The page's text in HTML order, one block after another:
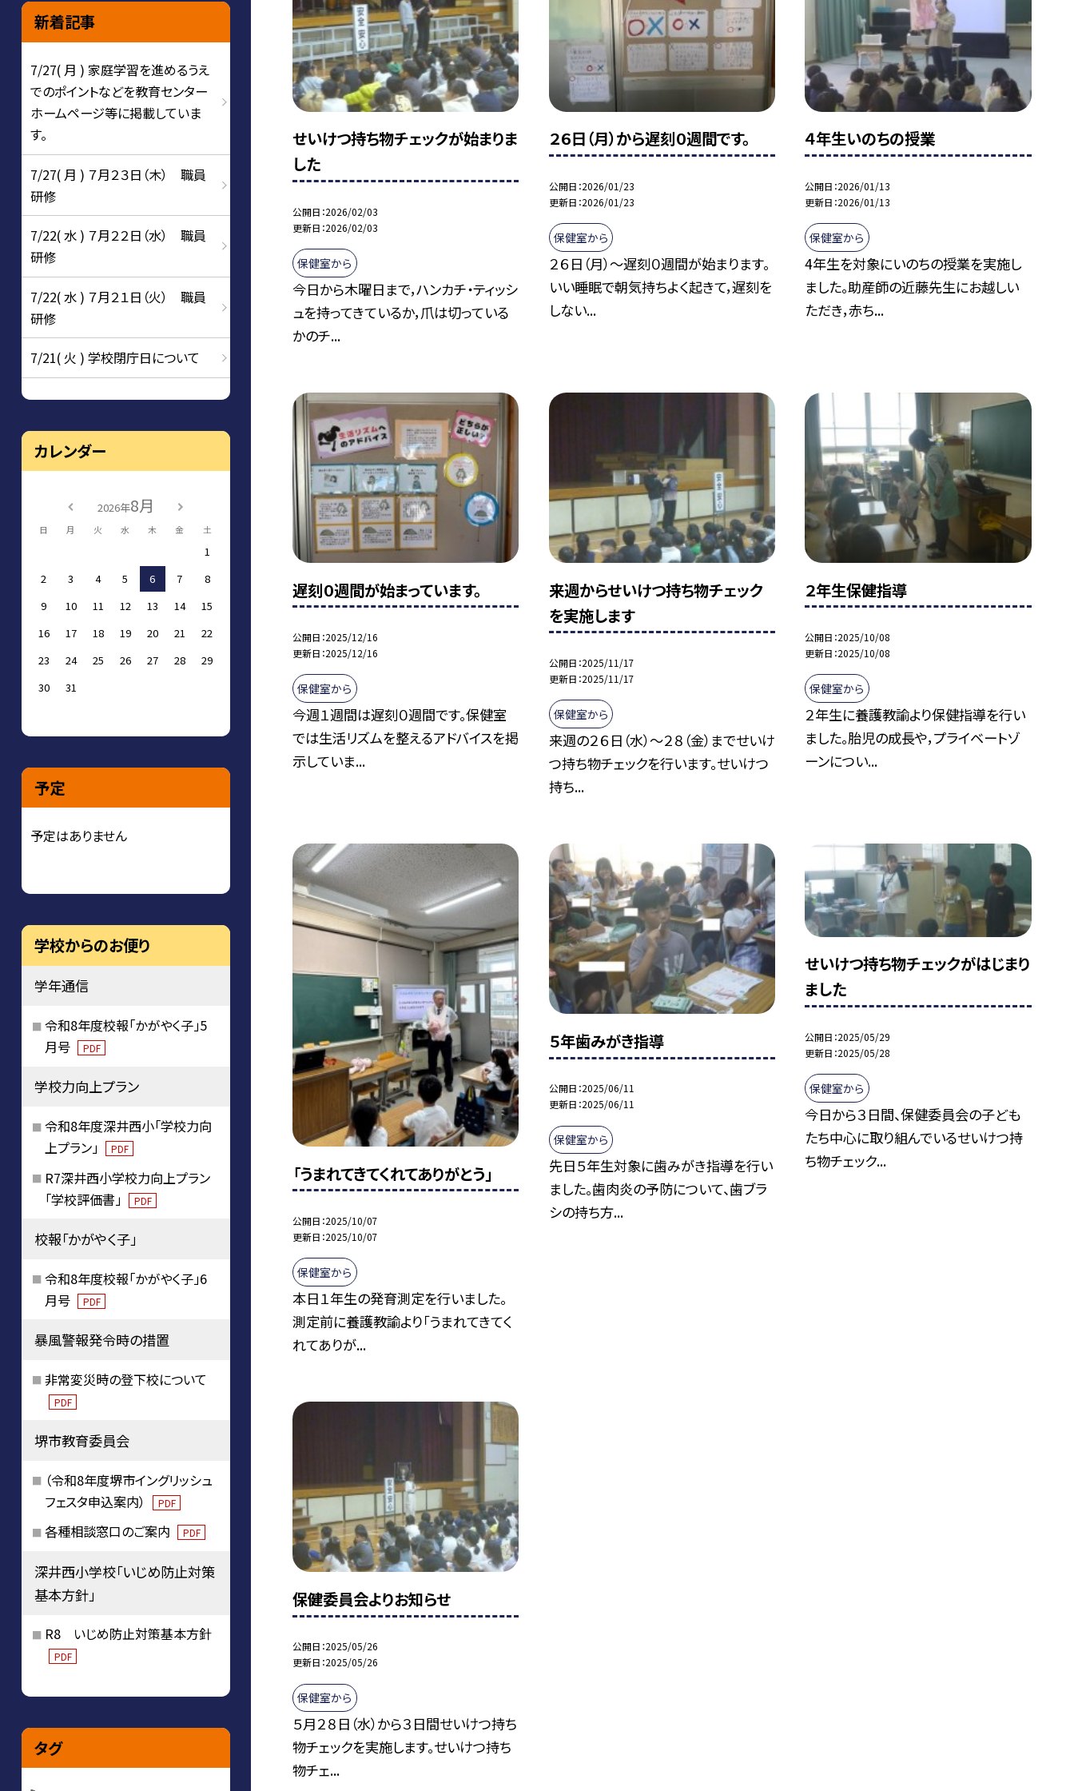
せいけつ持ち物チェックが始まりま
した
公開日 2026/02/03
更新日 2026/02/03
保健室から
今日から木曜日まで，ハンカチ・ティッシ
ュを持ってきているか，爪は切っている
かのチ...
２６日（月）から遅刻０週間です。
公開日 2026/01/23
更新日 2026/01/23
保健室から
２６日（月）～遅刻０週間が始まります。
いい睡眠で朝気持ちよく起きて，遅刻を
しない...
４年生いのちの授業
公開日 2026/01/13
更新日 2026/01/13
保健室から
4年生を対象にいのちの授業を実施し
ました。助産師の近藤先生にお越しい
ただき，赤ち...
遅刻０週間が始まっています。
公開日 2025/12/16
更新日 2025/12/16
保健室から
今週１週間は遅刻０週間です。保健室
では生活リズムを整えるアドバイスを掲
示していま...
来週からせいけつ持ち物チェック
を実施します
公開日 2025/11/17
更新日 2025/11/17
保健室から
来週の２６日（水）～２８（金）までせいけ
つ持ち物チェックを行います。せいけつ
持ち...
２年生保健指導
公開日 2025/10/08
更新日 2025/10/08
保健室から
２年生に養護教諭より保健指導を行い
ました。胎児の成長や，プライベートゾ
ーンについ...
「うまれてきてくれてありがとう」
公開日 2025/10/07
更新日 2025/10/07
保健室から
本日１年生の発育測定を行いました。
測定前に養護教諭より「うまれてきてく
れてありが...
５年歯みがき指導
公開日 2025/06/11
更新日 2025/06/11
保健室から
先日５年生対象に歯みがき指導を行い
ました。歯肉炎の予防について、歯ブラ
シの持ち方...
せいけつ持ち物チェックがはじまり
ました
公開日 2025/05/29
更新日 2025/05/28
保健室から
今日から３日間、保健委員会の子ども
たち中心に取り組んでいるせいけつ持
ち物チェック...
保健委員会よりお知らせ
公開日 2025/05/26
更新日 2025/05/26
保健室から
５月２８日（水）から３日間せいけつ持ち
物チェックを実施します。せいけつ持ち
物チェ...
新着記事
7/27( 月 ) 家庭学習を進めるうえ
でのポイントなどを教育センター
ホームページ等に掲載していま
す。
7/27( 月 ) ７月２３日（木） 職員
研修
7/22( 水 ) ７月２２日（水） 職員
研修
7/22( 水 ) ７月２１日（火） 職員
研修
7/21( 火 ) 学校閉庁日について
カレンダー
2026年8月
日 月 火 水 木 金 土
1
2
3 4 5 6 7
8
9
10 11 12 13 14
15
16
17 18 19 20 21
22
23
24 25 26 27 28
29
30
31
予定
予定はありません
学校からのお便り
学年通信
令和8年度校報「かがやく子」5
月号
PDF
学校力向上プラン
令和8年度深井西小「学校力向
上プラン」
PDF
R7深井西小学校力向上プラン
「学校評価書」
PDF
校報「かがやく子」
令和8年度校報「かがやく子」6
月号
PDF
暴風警報発令時の措置
非常変災時の登下校について
PDF
堺市教育委員会
（令和8年度堺市イングリッシュ
フェスタ申込案内）
PDF
各種相談窓口のご案内 PDF
深井西小学校「いじめ防止対策
基本方針」
R8 いじめ防止対策基本方針
PDF
タグ